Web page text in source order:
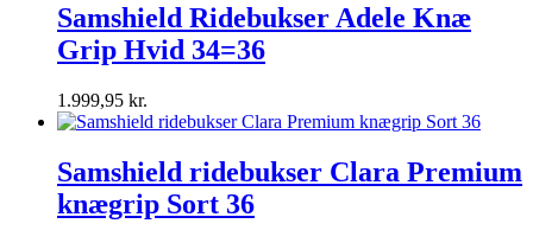
Samshield Ridebukser Adele Knæ
Grip Hvid 34=36
1.999,95 kr.
Samshield ridebukser Clara Premium
knægrip Sort 36